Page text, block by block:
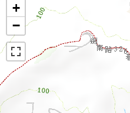
+
−